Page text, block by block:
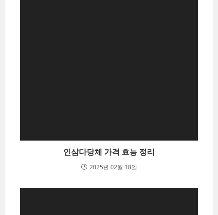
인삼다당체 가격 효능 정리
2025년 02월 18일